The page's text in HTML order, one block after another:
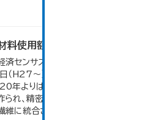
料使用額等の推移
済センサス。 各年12月31日現在
H27～）・平成23年のみ平成24
年よりはん用機械、生産用機械、
れ、精密機械、一般用機械の分類
維に統合された。...